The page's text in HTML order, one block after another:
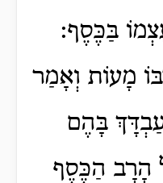
בַּכֶּסֶף:
מָעוֹת וְאָמַר
בָּהֶם
הָרָב הַכֶּסֶף